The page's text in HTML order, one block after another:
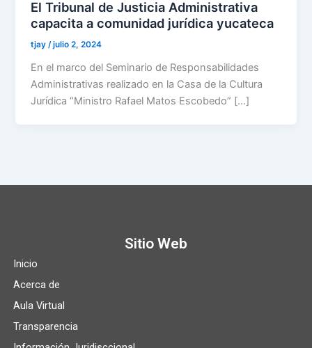
El Tribunal de Justicia Administrativa
capacita a comunidad jurídica yucateca
tjay/julio 2, 2024
En el marco del Seminario de Responsabilidades
Administrativas realizado en la Casa de la Cultura
Jurídica “Ministro Rafael Matos Escobedo” […]
Sitio Web
Inicio
Acerca de
Aula Virtual
Transparencia